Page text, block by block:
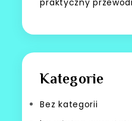
praktyczny
Kategorie
Bez kategorii